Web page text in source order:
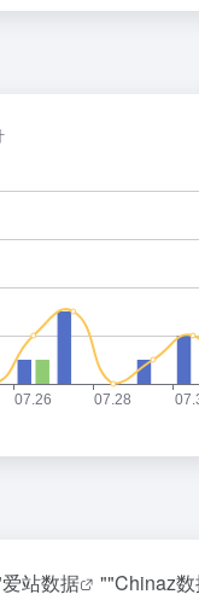
爱站数据 ""Chinaz